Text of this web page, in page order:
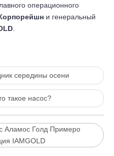
операционного
и генеральный
середины осени
такое насос?
Аламос Голд Примеро
IAMGOLD